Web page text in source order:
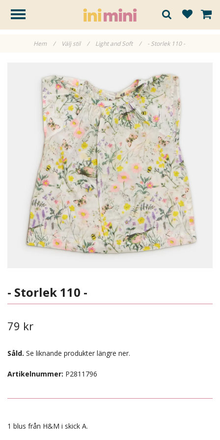
Hem / Välj stil / Light and Soft / - Storlek 110 -
- Storlek 110 -
79 kr
Såld. Se liknande produkter längre ner.
Artikelnummer: P2811796
1 blus från H&M i skick A.